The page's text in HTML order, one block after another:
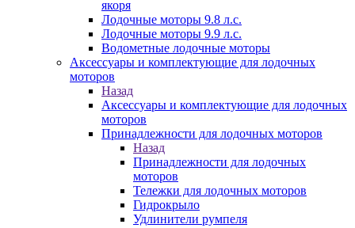
якоря
Лодочные моторы 9.8 л.с.
Лодочные моторы 9.9 л.с.
Водометные лодочные моторы
Аксессуары и комплектующие для лодочных
моторов
Назад
Аксессуары и комплектующие для лодочных
моторов
Принадлежности для лодочных моторов
Назад
Принадлежности для лодочных
моторов
Тележки для лодочных моторов
Гидрокрыло
Удлинители румпеля